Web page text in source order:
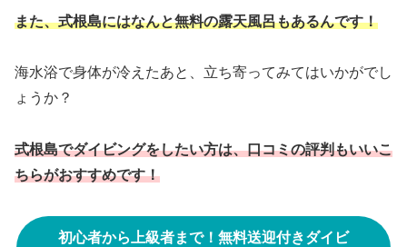
また、式根島にはなんと無料の露天風呂もあるんです！
海水浴で身体が冷えたあと、立ち寄ってみてはいかがでし
ょうか？
式根島でダイビングをしたい方は、口コミの評判もいいこ
ちらがおすすめです！
初心者から上級者まで！無料送迎付きダイビ